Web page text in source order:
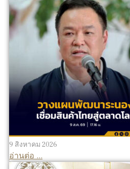
9 สิงหาคม 2026
อ่านต่อ ...